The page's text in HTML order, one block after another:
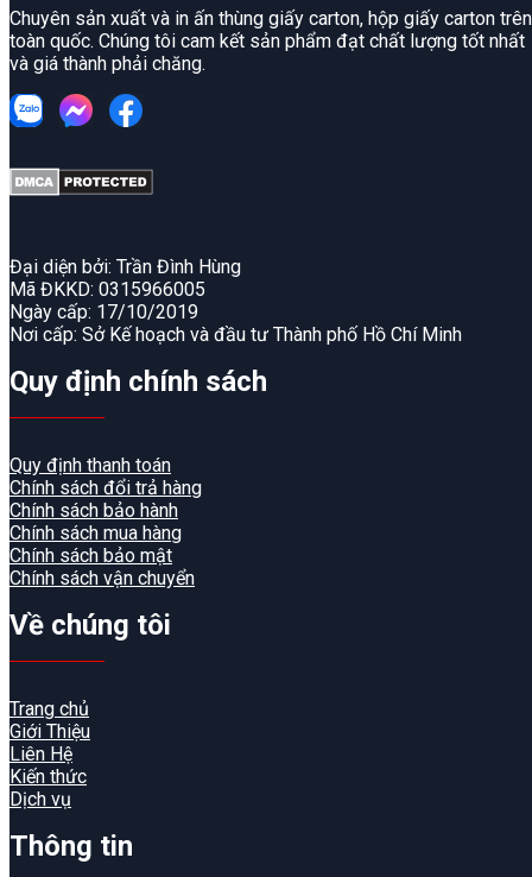
Chuyên sản xuất và in ấn thùng giấy carton, hộp giấy carton trên
toàn quốc. Chúng tôi cam kết sản phẩm đạt chất lượng tốt nhất
và giá thành phải chăng.
Đại diện bởi: Trần Đình Hùng
Mã ĐKKD: 0315966005
Ngày cấp: 17/10/2019
Nơi cấp: Sở Kế hoạch và đầu tư Thành phố Hồ Chí Minh
Quy định chính sách
Quy định thanh toán
Chính sách đổi trả hàng
Chính sách bảo hành
Chính sách mua hàng
Chính sách bảo mật
Chính sách vận chuyển
Về chúng tôi
Trang chủ
Giới Thiệu
Liên Hệ
Kiến thức
Dịch vụ
Thông tin